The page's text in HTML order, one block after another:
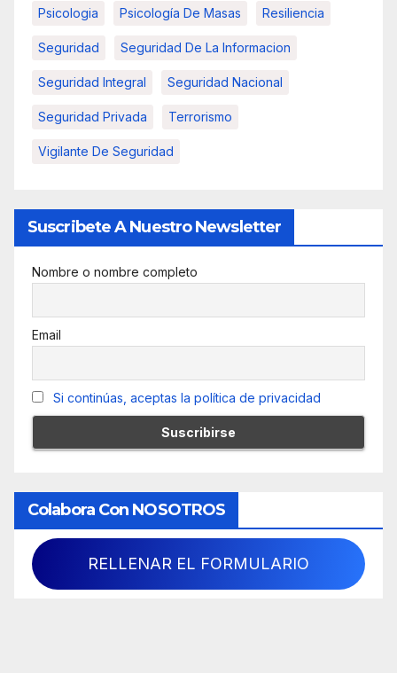
Psicologia Psicología De Masas Resiliencia
Seguridad Seguridad De La Informacion
Seguridad Integral Seguridad Nacional
Seguridad Privada Terrorismo
Vigilante De Seguridad
Suscribete A Nuestro Newsletter
Nombre o nombre completo
Email
Si continúas, aceptas la política de privacidad
Colabora Con NOSOTROS
RELLENAR EL FORMULARIO